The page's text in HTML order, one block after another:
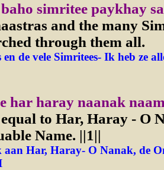
simritee paykhay
and the many
through them all.
en de vele Simritees- Ik heb ze
har haray naanak
to Har, Haray - O
Name. ||1||
Har, Haray- O Nanak, de